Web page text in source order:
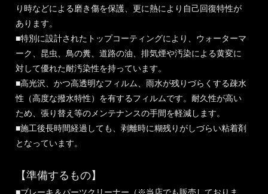
り時などによる磨き傷を保護、更に熱により自己回復特性が
あります。
■特別に設計されたトップコーティングにより、ウォーターマ
ーク、昆虫、鳥の糞、道路の油、排気煙や汚染による黄変に
対して優れた耐汚染性を持っています。
■高光沢、かつ高透明なフィルム、雨水が残りづらくする疎水
性（高度な撥水特性）を有するフィルムです。耐久性が高い
ため、張り替え等のメンテナンスの手間を軽減します。
■施工後長時間経過しても、剥離時に糊残りがしづらい粘着剤
となっています。
【準備するもの】